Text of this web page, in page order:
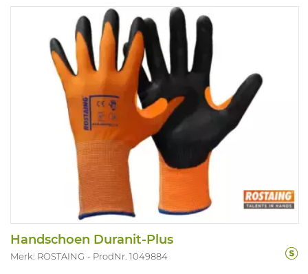
Handschoen Duranit-Plus
Merk: ROSTAING ProdNr. 1049884